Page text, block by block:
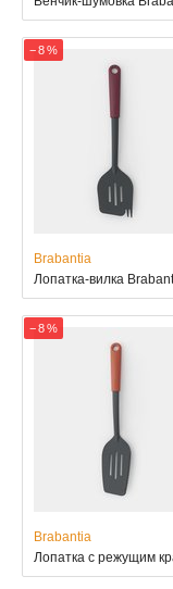
− 8 %
Brabantia
Лопатка-вилка
− 8 %
Brabantia
Лопатка с режущим